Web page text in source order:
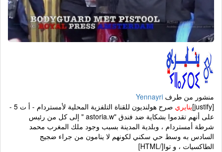
منشور من طرفYennayri
ينايري
صرح هولنديون للقناة التلفزية المحلية لأمستردام - أ ت 5 -
على أنهم تقدموا بشكاية ضد فندق "astoria.w " إلى كل من رئيس
شرطة أمستردام ، وبلدية المدينة بسبب وجود ملك المغرب محمد
السادس به وسط حي سكني لكونهم لا ينامون من جراء ضجيج
الطاكسيات ، و توا[/HTML]